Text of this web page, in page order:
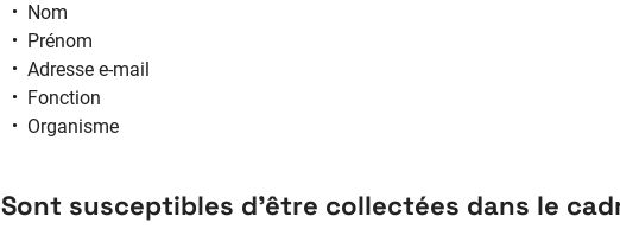
Nom
Prénom
Adresse e-mail
Fonction
Organisme
Sont susceptibles d’être collectées dans le